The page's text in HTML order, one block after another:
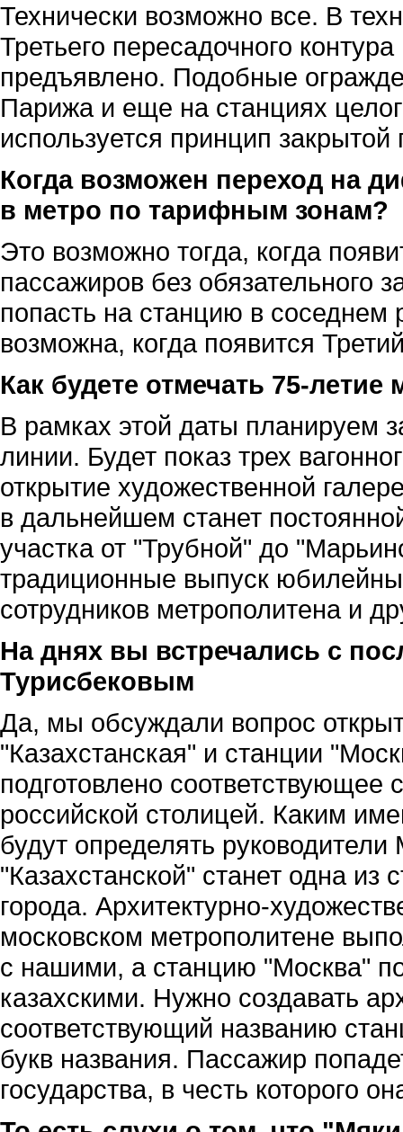
Технически возможно все. В
Третьего пересадочного
предъявлено. Подобные
Парижа и еще на станциях
используется принцип
Когда возможен переход на
в метро по тарифным зонам?
Это возможно тогда, когда
пассажиров без обязательного
попасть на станцию в
возможна, когда появится
Как будете отмечать 75-летие
В рамках этой даты планируем
линии. Будет показ трех
открытие художественной
в дальнейшем станет
участка от "Трубной" до
традиционные выпуск
сотрудников метрополитена и
На днях вы встречались с
Турисбековым
Да, мы обсуждали вопрос
"Казахстанская" и станции
подготовлено
российской столицей. Каким
будут определять
"Казахстанской" станет одна
города. Архитектурно-
московском метрополитене
с нашими, а станцию "Москва"
казахскими. Нужно создавать
соответствующий названию
букв названия. Пассажир
государства, в честь которого